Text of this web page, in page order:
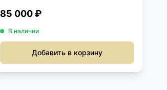
85 000 ₽
В наличии
Добавить в корзину